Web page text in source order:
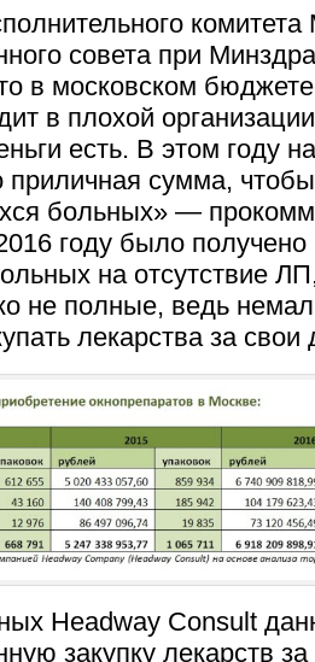
совета при
в московском
в плохой
есть. В этом году
сумма,
больных» —
году было
на отсутствие
не полные, ведь
лекарства за свои
Headway Consult
закупку лекарств